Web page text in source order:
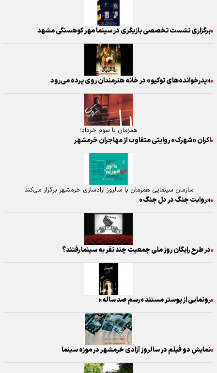
برگزاری نشست تخصصی بازیگری در سینما مهر کوهسنگی مشهد
«پدرخوانده‌های توکیو» ‏در خانه هنرمندان روی پرده می‌رود
همزمان با سوم خرداد؛
اکران «شهرک» روایتی متفاوت از مهاجران خرمشهر
سازمان سینمایی همزمان با سالروز آزادسازی خرمشهر برگزار می‌کند؛
«روایت جنگ در دل جنگ»
در طرح رایگان روز ملی جمعیت چند نفر به سینما رفتند؟
رونمایی از پوستر مستند «رسم صد ساله»
نمایش دو فیلم در سالروز آزادی خرمشهر در موزه سینما